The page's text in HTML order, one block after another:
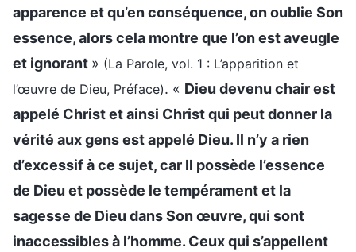
apparence et qu’en conséquence, on oublie Son
essence, alors cela montre que l’on est aveugle
et ignorant » (La Parole, vol. 1 : L’apparition et
l’œuvre de Dieu, Préface). « Dieu devenu chair est
appelé Christ et ainsi Christ qui peut donner la
vérité aux gens est appelé Dieu. Il n’y a rien
d’excessif à ce sujet, car Il possède l’essence
de Dieu et possède le tempérament et la
sagesse de Dieu dans Son œuvre, qui sont
inaccessibles à l’homme. Ceux qui s’appellent